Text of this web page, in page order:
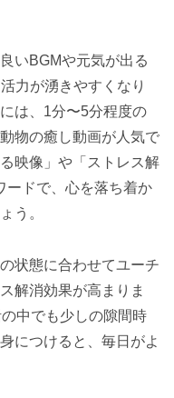
いBGMや元気が出る
力が湧きやすくなり
は、1分〜5分程度の
物の癒し動画が人気で
映像」や「ストレス解
ードで、心を落ち着か
う。
状態に合わせてユーチ
解消効果が高まりま
中でも少しの隙間時
につけると、毎日がよ